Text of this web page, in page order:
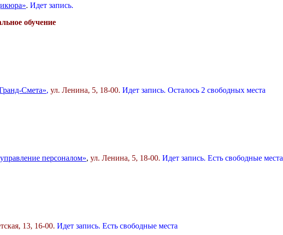
. Идет запись.
обучение
Смета», ул. Ленина, 5, 18-00. Идет запись. Осталось 2 свободных места
персоналом», ул. Ленина, 5, 18-00. Идет запись. Есть свободные места
13, 16-00. Идет запись. Есть свободные места